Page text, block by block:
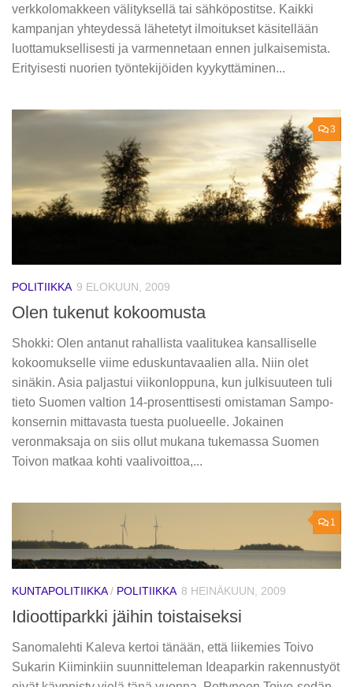
verkkolomakkeen välityksellä tai sähköpostitse. Kaikki
kampanjan yhteydessä lähetetyt ilmoitukset käsitellään
luottamuksellisesti ja varmennetaan ennen julkaisemista.
Erityisesti nuorien työntekijöiden kyykyttäminen...
3
POLITIIKKA 9 ELOKUUN, 2009
Olen tukenut kokoomusta
Shokki: Olen antanut rahallista vaalitukea kansalliselle
kokoomukselle viime eduskuntavaalien alla. Niin olet
sinäkin. Asia paljastui viikonloppuna, kun julkisuuteen tuli
tieto Suomen valtion 14-prosenttisesti omistaman Sampo-
konsernin mittavasta tuesta puolueelle. Jokainen
veronmaksaja on siis ollut mukana tukemassa Suomen
Toivon matkaa kohti vaalivoittoa,...
1
KUNTAPOLITIIKKA/ POLITIIKKA 8 HEINÄKUUN, 2009
Idioottiparkki jäihin toistaiseksi
Sanomalehti Kaleva kertoi tänään, että liikemies Toivo
Sukarin Kiiminkiin suunnitteleman Ideaparkin rakennustyöt